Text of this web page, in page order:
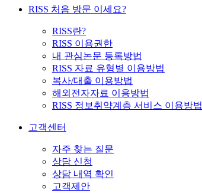
RISS 처음 방문 이세요?
RISS란?
RISS 이용권한
내 관심논문 등록방법
RISS 자료 유형별 이용방법
복사/대출 이용방법
해외전자자료 이용방법
RISS 정보취약계층 서비스 이용방법
고객센터
자주 찾는 질문
상담 신청
상담 내역 확인
고객제안